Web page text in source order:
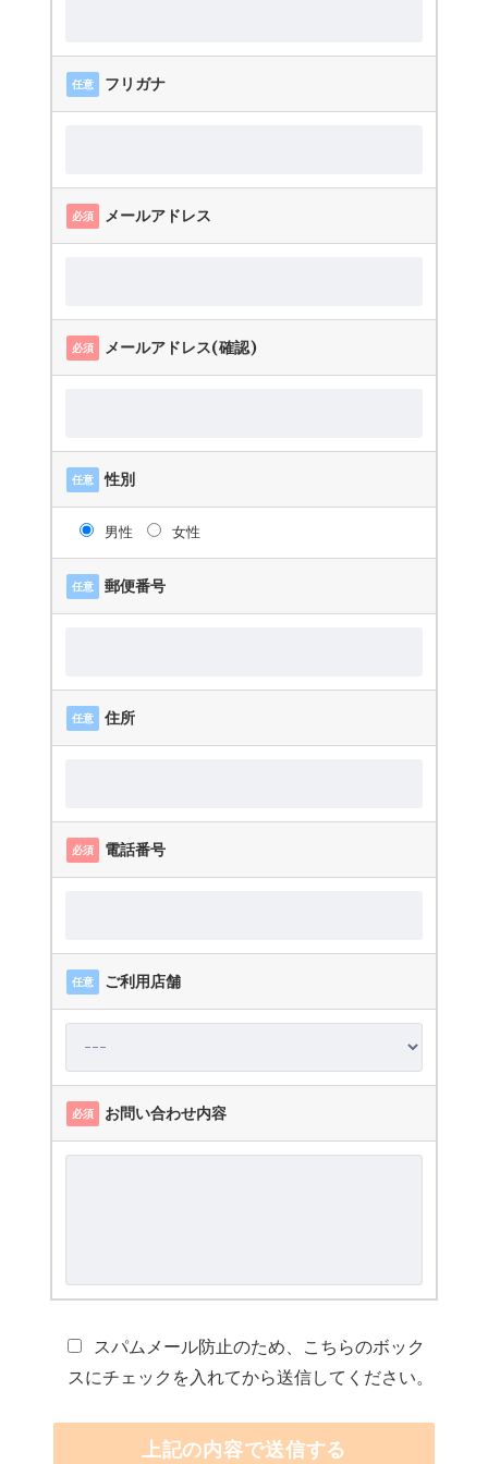
任意 フリガナ
必須 メールアドレス
必須 メールアドレス(確認)
任意 性別
男性 女性
任意 郵便番号
任意 住所
必須 電話番号
任意 ご利用店舗
必須 お問い合わせ内容
スパムメール防止のため、こちらのボック
スにチェックを入れてから送信してください。